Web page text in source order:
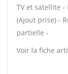
TV et satellite
(Ajout prise) -
partielle -
Voir la fiche